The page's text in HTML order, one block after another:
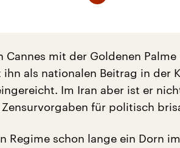
Cannes mit der Goldenen Palme
als nationalen Beitrag in der
Im Iran aber ist er
für politisch
Regime schon lange ein Dorn